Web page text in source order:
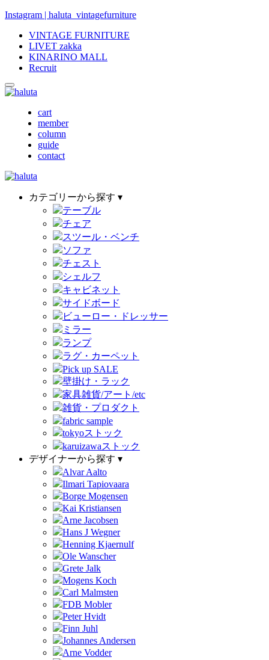
Instagram | haluta_vintagefurniture
VINTAGE FURNITURE
LIVET zakka
KINARINO MALL
Recruit
cart
member
column
guide
contact
カテゴリーから探す ▾
テーブル
チェア
スツール・ベンチ
ソファ
チェスト
シェルフ
キャビネット
サイドボード
ビューロー・ドレッサー
ミラー
ランプ
ラグ・カーペット
Pick up SALE
壁掛け・ラック
家具雑貨/アート/etc
雑貨・プロダクト
fabric sample
tokyoストック
karuizawaストック
デザイナーから探す ▾
Alvar Aalto
Ilmari Tapiovaara
Borge Mogensen
Kai Kristiansen
Arne Jacobsen
Hans J Wegner
Henning Kjaernulf
Ole Wanscher
Grete Jalk
Mogens Koch
Carl Malmsten
FDB Mobler
Peter Hvidt
Finn Juhl
Johannes Andersen
Arne Vodder